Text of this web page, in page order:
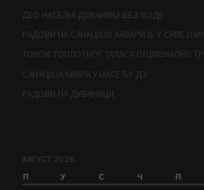
ДЕО НАСЕЉА ДУВАНИКА БЕЗ ВОДЕ
РАДОВИ НА САНАЦИЈИ ХАВАРИЈЕ У
ТОКОМ ТОПЛОТНОГ ТАЛАСА РАЦИОНАЛНО
САНАЦИЈА КВАРА У НАСЕЉУ Д3
РАДОВИ НА ДУВАНИЦИ
АВГУСТ 2026.
П У С Ч П